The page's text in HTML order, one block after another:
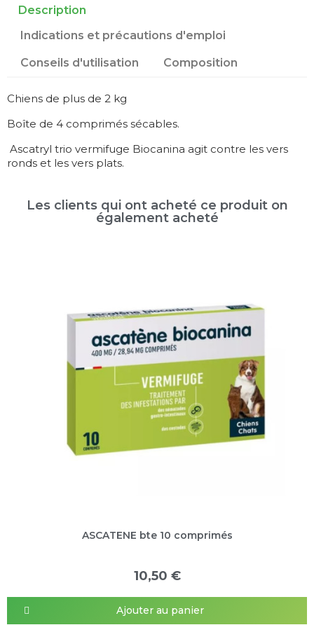
Description
Indications et précautions d'emploi
Conseils d'utilisation Composition
Chiens de plus de 2 kg
Boîte de 4 comprimés sécables.
Ascatryl trio vermifuge Biocanina agit contre les vers
ronds et les vers plats.
Les clients qui ont acheté ce produit on
également acheté
ASCATENE bte 10 comprimés
10,50 €
Ajouter au panier